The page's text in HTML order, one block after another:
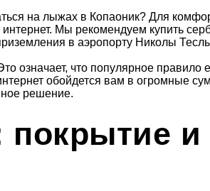
на лыжах в Копаоник? Для
Мы рекомендуем купить
в аэропорту Николы
означает, что популярное правило
обойдется вам в огромные
решение.
и